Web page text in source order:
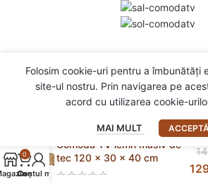
Folosim cookie-uri pentru a îmbunătăți
site-ul nostru. Prin navigarea pe
acord cu utilizarea cookie-
MAI MULT
Comodă TV lemn masiv de
tec 120 x 30 x 40 cm
0
Coș
Contul meu